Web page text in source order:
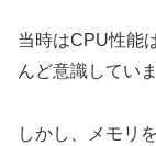
当時はCPU性能
んど意識してい
しかし、メモリ